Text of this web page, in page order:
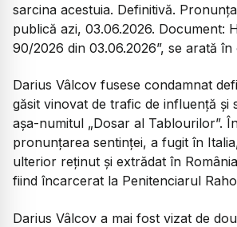
sarcina acestuia. Definitivă.
publică azi, 03.06.2026. Document:
90/2026 din 03.06.2026”, se arată în
Darius Vâlcov fusese condamnat
găsit vinovat de trafic de influență și
așa-numitul „Dosar al Tablourilor”.
pronunțarea sentinței, a fugit în
ulterior reținut și extrădat în
fiind încarcerat la Penitenciarul
Darius Vâlcov a mai fost vizat de